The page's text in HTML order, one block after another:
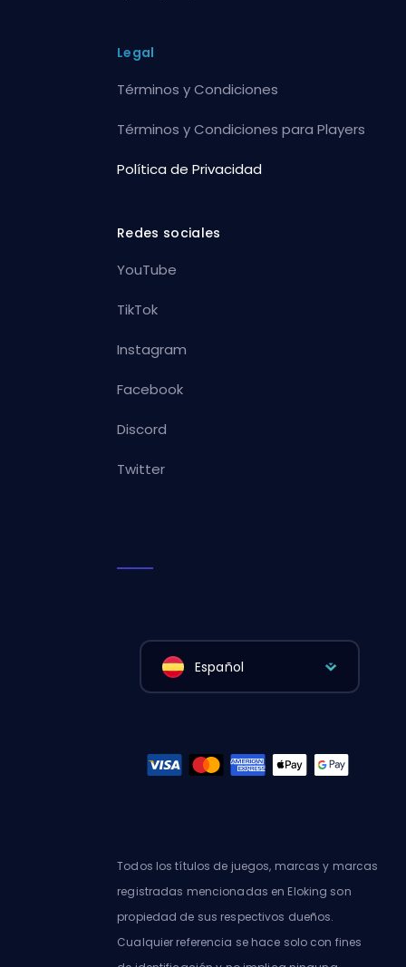
Legal
Términos y Condiciones
Términos y Condiciones para Players
Política de Privacidad
Redes sociales
YouTube
TikTok
Instagram
Facebook
Discord
Twitter
Español
Todos los títulos de juegos, marcas y marcas
registradas mencionadas en Eloking son
propiedad de sus respectivos dueños.
Cualquier referencia se hace solo con fines